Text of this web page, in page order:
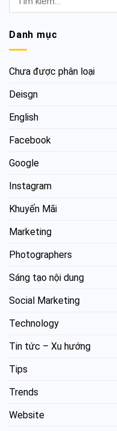
Danh mục
Chưa được phân loại
Deisgn
English
Facebook
Google
Instagram
Khuyến Mãi
Marketing
Photographers
Sáng tạo nội dung
Social Marketing
Technology
Tin tức – Xu hướng
Tips
Trends
Website